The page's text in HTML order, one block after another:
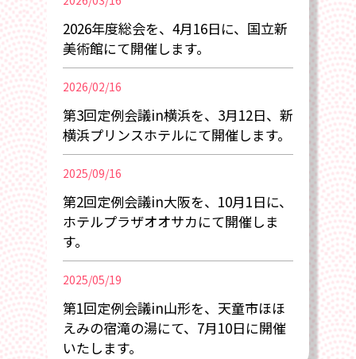
2026年度総会を、4月16日に、国立新
美術館にて開催します。
2026/02/16
第3回定例会議in横浜を、3月12日、新
横浜プリンスホテルにて開催します。
2025/09/16
第2回定例会議in大阪を、10月1日に、
ホテルプラザオオサカにて開催しま
す。
2025/05/19
第1回定例会議in山形を、天童市ほほ
えみの宿滝の湯にて、7月10日に開催
いたします。